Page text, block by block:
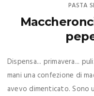
PASTA
Dispensa... primavera...
mani una confezione di
avevo dimenticato. Sono